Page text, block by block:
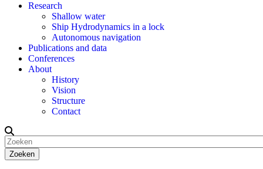
Research
Shallow water
Ship Hydrodynamics in a lock
Autonomous navigation
Publications and data
Conferences
About
History
Vision
Structure
Contact
Zoeken